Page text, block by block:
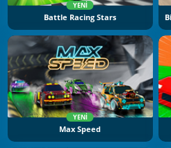
YENI
Battle Racing Stars
YENI
Max Speed